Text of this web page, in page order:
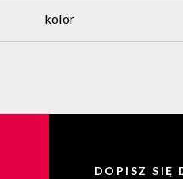
kolor
DOPISZ SIĘ